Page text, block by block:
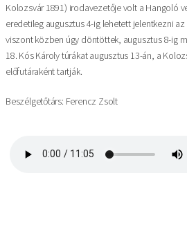
Kolozsvár 1891) irodavezetője volt a Hangoló
eredetileg augusztus 4-ig lehetett jelentkezni
viszont közben úgy döntöttek, augusztus 8-ig
18. Kós Károly túrákat augusztus 13-án, a
előfutáraként tartják.
Beszélgetőtárs: Ferencz Zsolt